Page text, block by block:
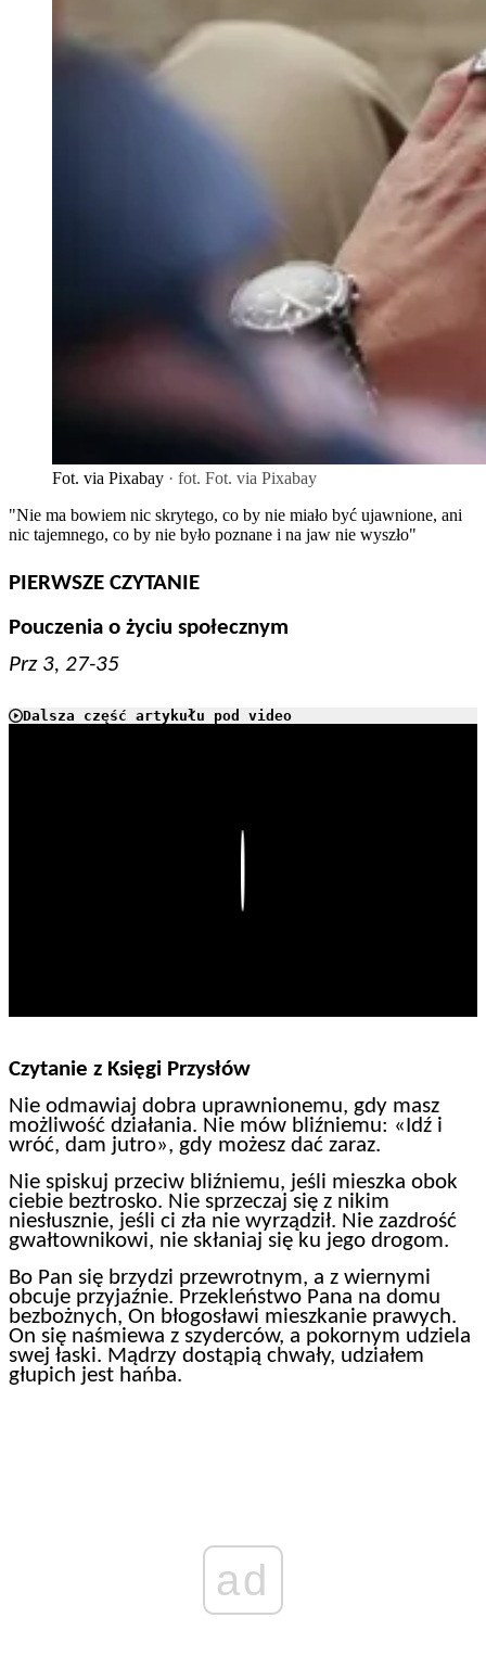
Fot. via Pixabay · fot. Fot. via Pixabay
"Nie ma bowiem nic skrytego, co by nie miało być ujawnione, ani
nic tajemnego, co by nie było poznane i na jaw nie wyszło"
PIERWSZE CZYTANIE
Pouczenia o życiu społecznym
Prz 3, 27-35
Dalsza część artykułu pod video
Czytanie z Księgi Przysłów
Nie odmawiaj dobra uprawnionemu, gdy masz
możliwość działania. Nie mów bliźniemu: «Idź i
wróć, dam jutro», gdy możesz dać zaraz.
Nie spiskuj przeciw bliźniemu, jeśli mieszka obok
ciebie beztrosko. Nie sprzeczaj się z nikim
niesłusznie, jeśli ci zła nie wyrządził. Nie zazdrość
gwałtownikowi, nie skłaniaj się ku jego drogom.
Bo Pan się brzydzi przewrotnym, a z wiernymi
obcuje przyjaźnie. Przekleństwo Pana na domu
bezbożnych, On błogosławi mieszkanie prawych.
On się naśmiewa z szyderców, a pokornym udziela
swej łaski. Mądrzy dostąpią chwały, udziałem
głupich jest hańba.
ad